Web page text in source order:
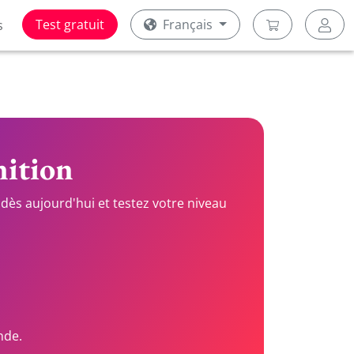
Test gratuit Français
aujourd'hui et testez votre niveau